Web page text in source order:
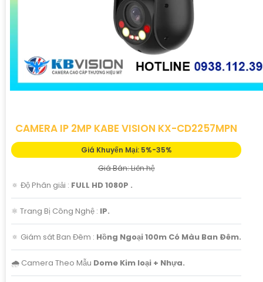
CAMERA IP 2MP KABE VISION KX-CD2257MPN
Giá Khuyến Mại: 5%-35%
Giá Bán: Liên hệ
🔅 Độ Phân giải : FULL HD 1080P .
⚛️ Trang Bị Công Nghệ : IP.
🔅 Giám sát Ban Đêm : Hồng Ngoại 100m Có Màu Ban Ðêm.
🌧️ Camera Theo Mẫu Dome Kim loại + Nhựa.